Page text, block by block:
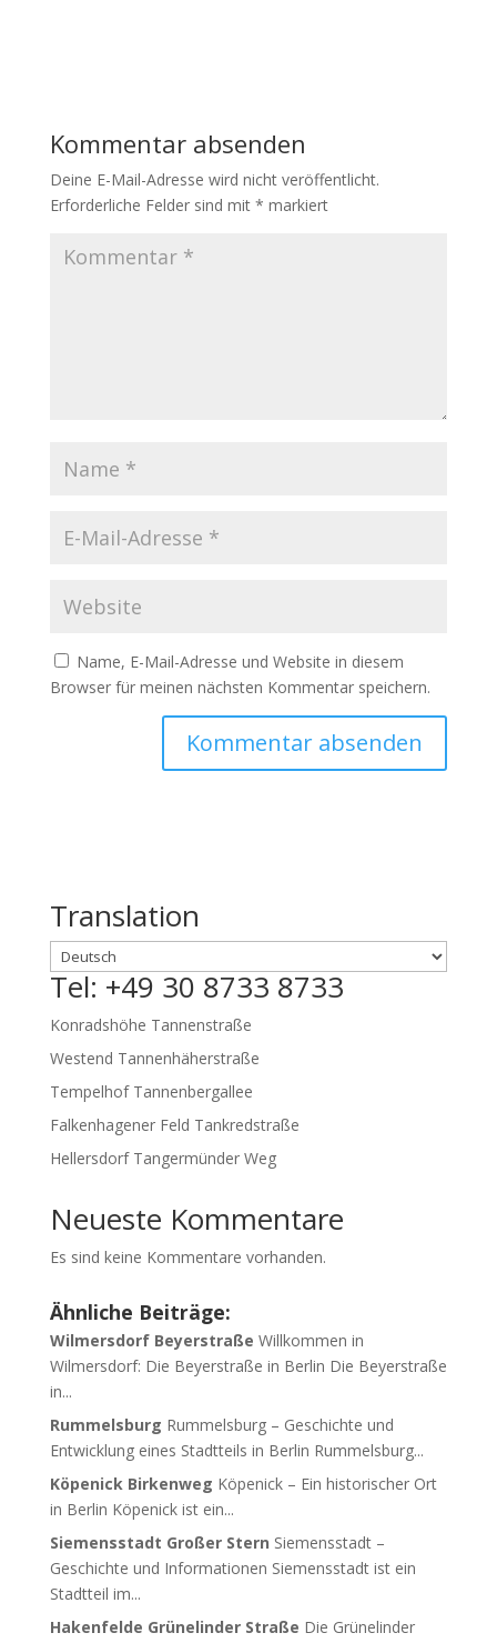
Kommentar absenden
Deine E-Mail-Adresse wird nicht veröffentlicht.
Erforderliche Felder sind mit * markiert
Name, E-Mail-Adresse und Website in diesem
Browser für meinen nächsten Kommentar speichern.
Translation
Tel: +49 30 8733 8733
Konradshöhe Tannenstraße
Westend Tannenhäherstraße
Tempelhof Tannenbergallee
Falkenhagener Feld Tankredstraße
Hellersdorf Tangermünder Weg
Neueste Kommentare
Es sind keine Kommentare vorhanden.
Ähnliche Beiträge:
Wilmersdorf Beyerstraße Willkommen in
Wilmersdorf: Die Beyerstraße in Berlin Die Beyerstraße
in...
Rummelsburg Rummelsburg – Geschichte und
Entwicklung eines Stadtteils in Berlin Rummelsburg...
Köpenick Birkenweg Köpenick – Ein historischer Ort
in Berlin Köpenick ist ein...
Siemensstadt Großer Stern Siemensstadt –
Geschichte und Informationen Siemensstadt ist ein
Stadtteil im...
Hakenfelde Grünelinder Straße Die Grünelinder